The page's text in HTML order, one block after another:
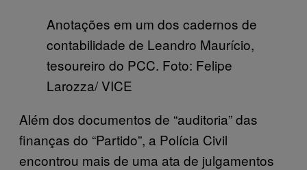
Anotações em um dos cadernos de
contabilidade de Leandro Maurício,
tesoureiro do PCC. Foto: Felipe
Larozza/ VICE
Além dos documentos de “auditoria” das
finanças do “Partido”, a Polícia Civil
encontrou mais de uma ata de julgamentos